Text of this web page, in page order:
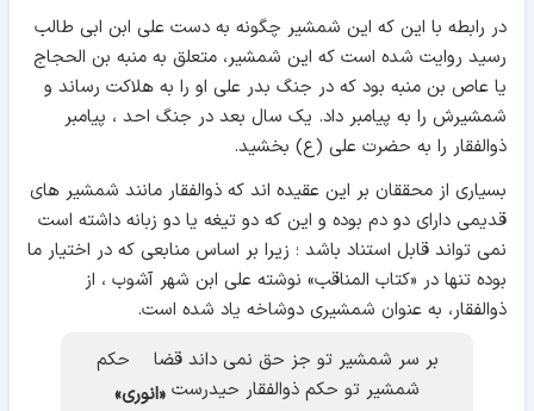
در رابطه با این که این شمشیر چگونه به دست علی ابن ابی طالب
رسید روایت شده است که این شمشیر، متعلق به منبه بن الحجاج
یا عاص بن منبه بود که در جنگ بدر علی او را به هلاکت رساند و
شمشیرش را به پیامبر داد. یک سال بعد در جنگ احد ، پیامبر
ذوالفقار را به حضرت علی (ع) بخشید.
بسیاری از محققان بر این عقیده اند که ذوالفقار مانند شمشیر های
قدیمی دارای دو دم بوده و این که دو تیغه یا دو زبانه داشته است
نمی تواند قابل استناد باشد ؛ زیرا بر اساس منابعی که در اختیار ما
بوده تنها در «کتاب المناقب» نوشته علی ابن شهر آشوب ، از
ذوالفقار، به عنوان شمشیری دوشاخه یاد شده است.
بر سر شمشیر تو جز حق نمی داند قضا حکم
شمشیر تو حکم ذوالفقار حیدرست «انوری»